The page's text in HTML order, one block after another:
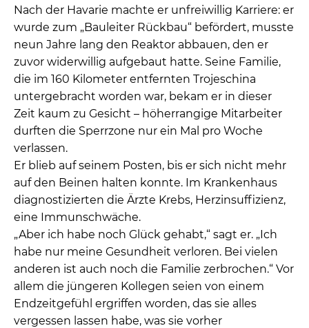
Nach der Havarie machte er unfreiwillig Karriere: er
wurde zum „Bauleiter Rückbau“ befördert, musste
neun Jahre lang den Reaktor abbauen, den er
zuvor widerwillig aufgebaut hatte. Seine Familie,
die im 160 Kilometer entfernten Trojeschina
untergebracht worden war, bekam er in dieser
Zeit kaum zu Gesicht – höherrangige Mitarbeiter
durften die Sperrzone nur ein Mal pro Woche
verlassen.
Er blieb auf seinem Posten, bis er sich nicht mehr
auf den Beinen halten konnte. Im Krankenhaus
diagnostizierten die Ärzte Krebs, Herzinsuffizienz,
eine Immunschwäche.
„Aber ich habe noch Glück gehabt,“ sagt er. „Ich
habe nur meine Gesundheit verloren. Bei vielen
anderen ist auch noch die Familie zerbrochen.“ Vor
allem die jüngeren Kollegen seien von einem
Endzeitgefühl ergriffen worden, das sie alles
vergessen lassen habe, was sie vorher